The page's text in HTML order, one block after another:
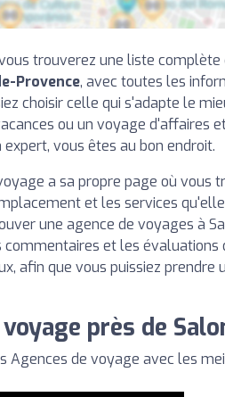
trouverez une liste complète
Provence, avec toutes les
choisir celle qui s'adapte le
ou un voyage d'affaires
expert, vous êtes au bon endroit.
a sa propre page où vous
et les services
une agence de voyages à
commentaires et les évaluations
afin que vous puissiez prendre
près de
Agences de voyage avec les